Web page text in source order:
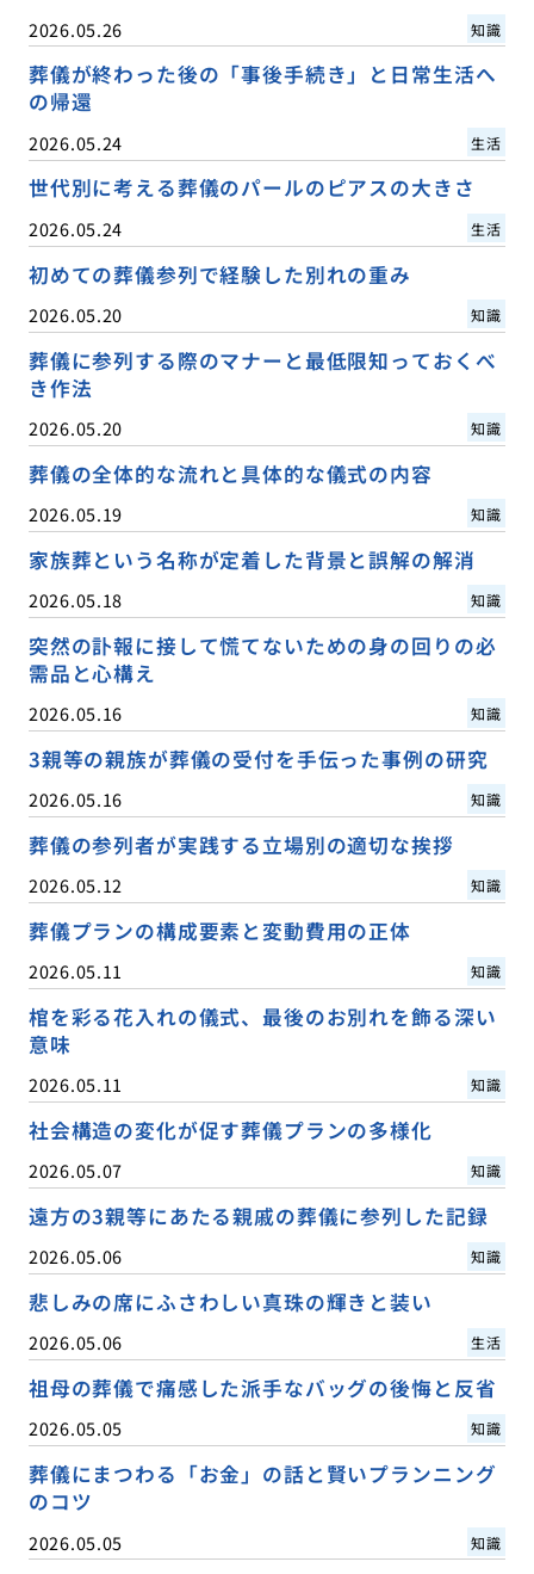
2026.05.26 知識
葬儀が終わった後の「事後手続き」と日常生活へ
の帰還
2026.05.24 生活
世代別に考える葬儀のパールのピアスの大きさ
2026.05.24 生活
初めての葬儀参列で経験した別れの重み
2026.05.20 知識
葬儀に参列する際のマナーと最低限知っておくべ
き作法
2026.05.20 知識
葬儀の全体的な流れと具体的な儀式の内容
2026.05.19 知識
家族葬という名称が定着した背景と誤解の解消
2026.05.18 知識
突然の訃報に接して慌てないための身の回りの必
需品と心構え
2026.05.16 知識
3親等の親族が葬儀の受付を手伝った事例の研究
2026.05.16 知識
葬儀の参列者が実践する立場別の適切な挨拶
2026.05.12 知識
葬儀プランの構成要素と変動費用の正体
2026.05.11 知識
棺を彩る花入れの儀式、最後のお別れを飾る深い
意味
2026.05.11 知識
社会構造の変化が促す葬儀プランの多様化
2026.05.07 知識
遠方の3親等にあたる親戚の葬儀に参列した記録
2026.05.06 知識
悲しみの席にふさわしい真珠の輝きと装い
2026.05.06 生活
祖母の葬儀で痛感した派手なバッグの後悔と反省
2026.05.05 知識
葬儀にまつわる「お金」の話と賢いプランニング
のコツ
2026.05.05 知識